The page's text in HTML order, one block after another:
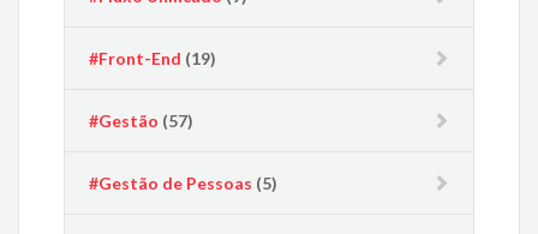
#Front-End (19)
#Gestão (57)
#Gestão de Pessoas (5)